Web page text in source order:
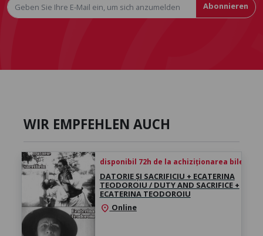
Abonnieren
WIR EMPFEHLEN AUCH
disponibil 72h de la achiziționarea biletului
DATORIE ȘI SACRIFICIU + ECATERINA
TEODOROIU / DUTY AND SACRIFICE +
ECATERINA TEODOROIU
location_on Online